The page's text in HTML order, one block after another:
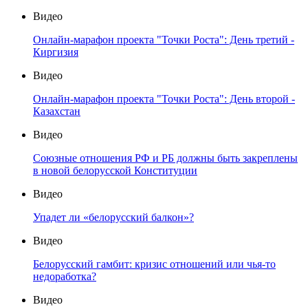
Видео
Онлайн-марафон проекта "Точки Роста": День третий -
Киргизия
Видео
Онлайн-марафон проекта "Точки Роста": День второй -
Казахстан
Видео
Союзные отношения РФ и РБ должны быть закреплены
в новой белорусской Конституции
Видео
Упадет ли «белорусский балкон»?
Видео
Белорусский гамбит: кризис отношений или чья-то
недоработка?
Видео